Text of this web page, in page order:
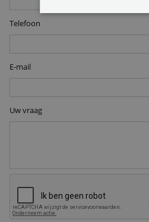
Telefoon
E-mail
Uw vraag